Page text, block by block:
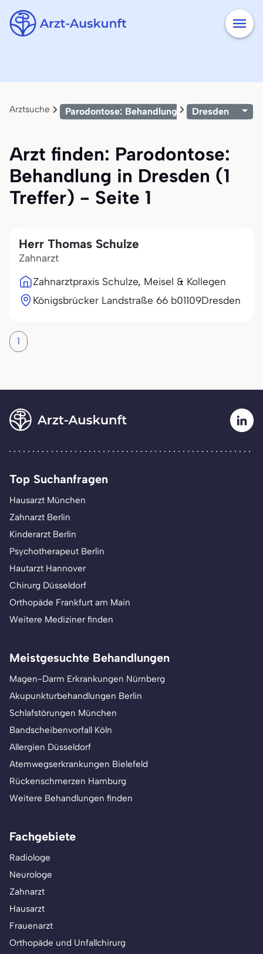
Arztsuche Parodontose: Behandlung Dresden
Arzt finden: Parodontose:
Behandlung in Dresden (1
Treffer) - Seite 1
Herr Thomas Schulze
Zahnarzt
Zahnarztpraxis Schulze, Meisel & Kollegen
Königsbrücker Landstraße 66 b01109Dresden
1
Top Suchanfragen
Hausarzt München
Zahnarzt Berlin
Kinderarzt Berlin
Psychotherapeut Berlin
Hautarzt Hannover
Chirurg Düsseldorf
Orthopäde Frankfurt am Main
Weitere Mediziner finden
Meistgesuchte Behandlungen
Magen-Darm Erkrankungen Nürnberg
Akupunkturbehandlungen Berlin
Schlafstörungen München
Bandscheibenvorfall Köln
Allergien Düsseldorf
Atemwegserkrankungen Bielefeld
Rückenschmerzen Hamburg
Weitere Behandlungen finden
Fachgebiete
Radiologe
Neurologe
Zahnarzt
Hausarzt
Frauenarzt
Orthopäde und Unfallchirurg